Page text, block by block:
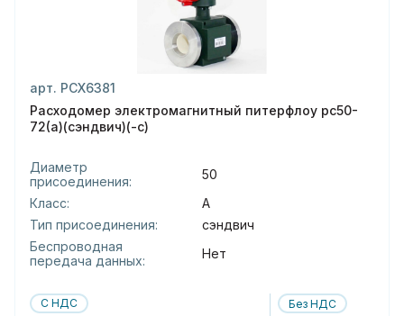
арт. РСХ6381
Расходомер электромагнитный питерфлоу рс50-
72(а)(сэндвич)(-с)
Диаметр
присоединения:
50
Класс:
А
Тип присоединения:
сэндвич
Беспроводная
передача данных:
Нет
С НДС Без НДС